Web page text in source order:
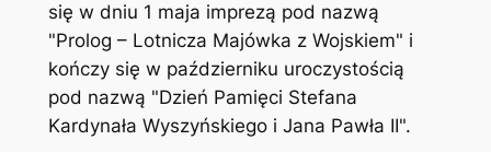
się w dniu 1 maja imprezą pod nazwą
"Prolog – Lotnicza Majówka z Wojskiem" i
kończy się w październiku uroczystością
pod nazwą "Dzień Pamięci Stefana
Kardynała Wyszyńskiego i Jana Pawła II".